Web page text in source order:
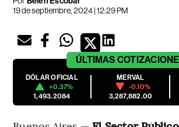
19 de septiembre, 2024 | 12:29 PM
ÚLTIMAS
DÓLAR OFICIAL
+0.37%
1,493.2084
MERVAL
-0.10%
3,287,882.00